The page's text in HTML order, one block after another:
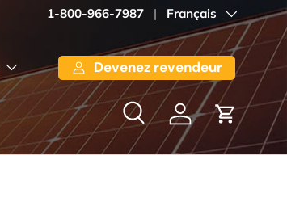
1-800-966-7987 Langue
Français
RechercheSe connecter
Panier
Devenez revendeur